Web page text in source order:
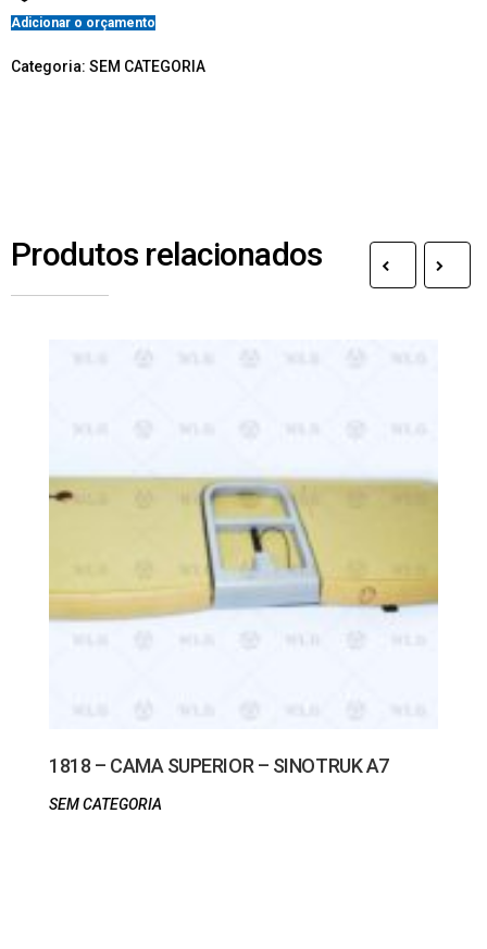
Adicionar o orçamento
Categoria: SEM CATEGORIA
Produtos relacionados
1818 – CAMA SUPERIOR – SINOTRUK A7
SEM CATEGORIA